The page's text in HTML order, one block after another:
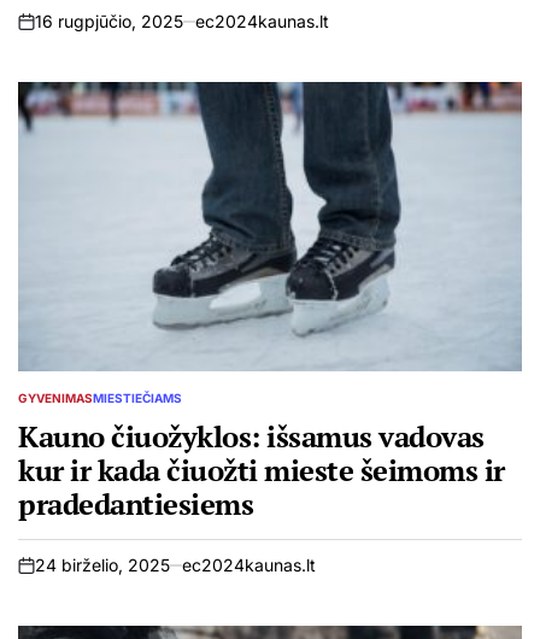
on
16 rugpjūčio, 2025 ec2024kaunas.lt
POSTED
GYVENIMASMIESTIEČIAMS
Kauno čiuožyklos: išsamus vadovas
kur ir kada čiuožti mieste šeimoms ir
pradedantiesiems
on
24 birželio, 2025 ec2024kaunas.lt